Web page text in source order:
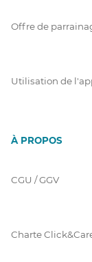
Offre de
Utilisation de
À PROPOS
CGU / GGV
Charte